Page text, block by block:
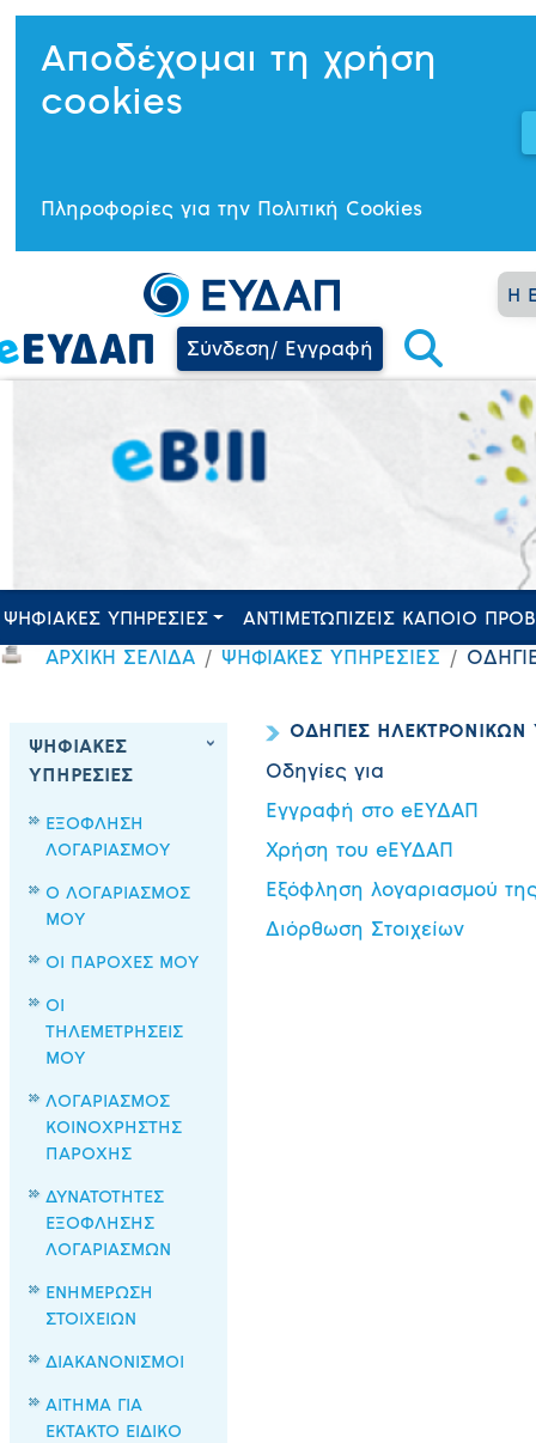
Αποδέχομαι τη χρήση
cookies
Πληροφορίες για την Πολιτική Cookies
Η
Σύνδεση/ Εγγραφή
ΨΗΦΙΑΚΕΣ ΥΠΗΡΕΣΙΕΣ ΑΝΤΙΜΕΤΩΠΙΖΕΙΣ ΚΑΠΟΙΟ
ΑΡΧΙΚΗ ΣΕΛΙΔΑ ΨΗΦΙΑΚΕΣ ΥΠΗΡΕΣΙΕΣ
ΨΗΦΙΑΚΕΣ
ΥΠΗΡΕΣΙΕΣ
ΕΞΟΦΛΗΣΗ
ΛΟΓΑΡΙΑΣΜΟΥ
Ο ΛΟΓΑΡΙΑΣΜΟΣ
ΜΟΥ
ΟΙ ΠΑΡΟΧΕΣ ΜΟΥ
ΟΙ
ΤΗΛΕΜΕΤΡΗΣΕΙΣ
ΜΟΥ
ΛΟΓΑΡΙΑΣΜΟΣ
ΚΟΙΝΟΧΡΗΣΤΗΣ
ΠΑΡΟΧΗΣ
ΔΥΝΑΤΟΤΗΤΕΣ
ΕΞΟΦΛΗΣΗΣ
ΛΟΓΑΡΙΑΣΜΩΝ
ΕΝΗΜΕΡΩΣΗ
ΣΤΟΙΧΕΙΩΝ
ΔΙΑΚΑΝΟΝΙΣΜΟΙ
ΑΙΤΗΜΑ ΓΙΑ
ΕΚΤΑΚΤΟ ΕΙΔΙΚΟ
ΟΔΗΓΙΕΣ ΗΛΕΚΤΡΟΝΙΚΩΝ
Οδηγίες για
Εγγραφή στο eΕΥΔΑΠ
Χρήση του eΕΥΔΑΠ
Εξόφληση λογαριασμού
Διόρθωση Στοιχείων